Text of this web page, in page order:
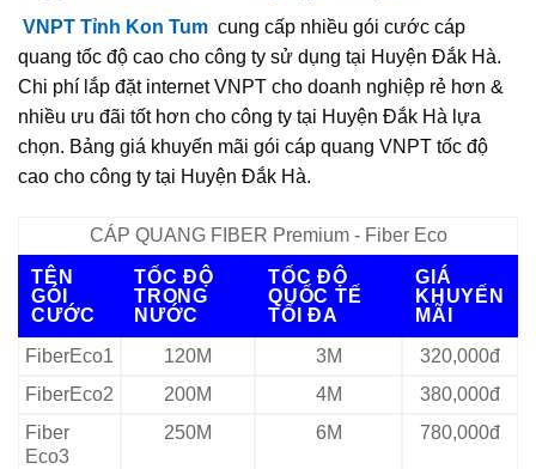
VNPT Tỉnh Kon Tum cung cấp nhiều gói cước cáp
quang tốc độ cao cho công ty sử dụng tại Huyện Đắk Hà.
Chi phí lắp đặt internet VNPT cho doanh nghiệp rẻ hơn &
nhiều ưu đãi tốt hơn cho công ty tại Huyện Đắk Hà lựa
chọn. Bảng giá khuyến mãi gói cáp quang VNPT tốc độ
cao cho công ty tại Huyện Đắk Hà.
CÁP QUANG FIBER Premium - Fiber Eco
TÊN
GÓI
CƯỚC
TỐC ĐỘ
TRONG
NƯỚC
TỐC ĐỘ
QUỐC TẾ
TỐI ĐA
GIÁ
KHUYẾN
MÃI
FiberEco1
120M 3M
320,000đ
FiberEco2
200M 4M
380,000đ
Fiber
Eco3
250M 6M 780,000đ